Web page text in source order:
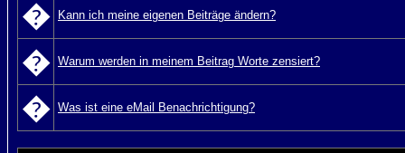
� Kann ich meine eigenen Beiträge ändern?
� Warum werden in meinem Beitrag Worte zensiert?
� Was ist eine eMail Benachrichtigung?